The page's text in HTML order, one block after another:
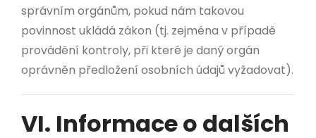
správním orgánům, pokud nám takovou
povinnost ukládá zákon (tj. zejména v případě
provádění kontroly, při které je daný orgán
oprávněn předložení osobních údajů vyžadovat).
VI. Informace o dalších